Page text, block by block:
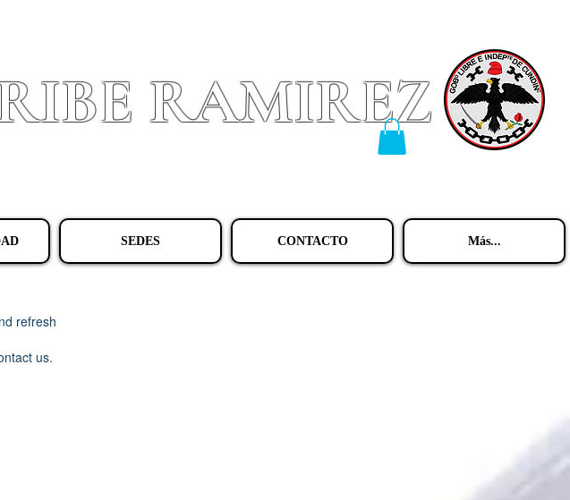
RAMIREZ
SEDES CONTACTO Más...
refresh
us.